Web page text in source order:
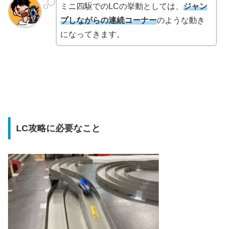
ミニ四駆でのLCの挙動としては、 ジャン
プしながらの連続コーナーのような動き
になってきます。
LC攻略に必要なこと